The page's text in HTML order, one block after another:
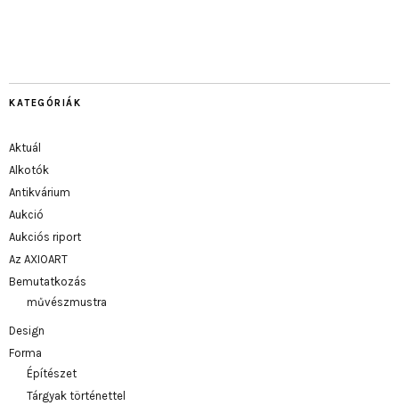
KATEGÓRIÁK
Aktuál
Alkotók
Antikvárium
Aukció
Aukciós riport
Az AXIOART
Bemutatkozás
művészmustra
Design
Forma
Építészet
Tárgyak történettel